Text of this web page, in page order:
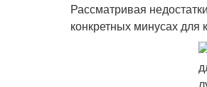
Рассматривая
конкретных минусах для